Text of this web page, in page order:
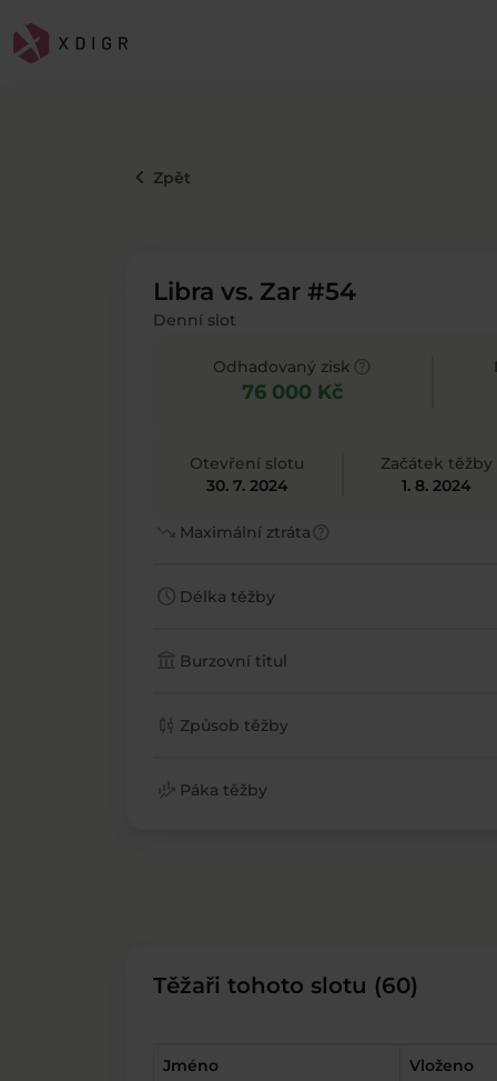
keyboard_arrow_left Zpět
Libra vs. Zar #54
Denní slot
Odhadovaný zisk
76 000 Kč
Otevření slotu
30. 7. 2024
Začátek těžby
1. 8. 2024
trending_down Maximální ztrátahelp
schedule Délka těžby
account_balance Burzovní titul
candlestick_chart Způsob těžby
finance_mode Páka těžby
Těžaři tohoto slotu (60)
Jméno Vloženo